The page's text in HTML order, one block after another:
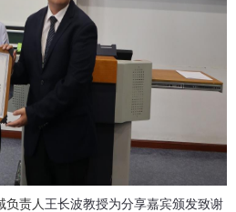
负责人 王长波教授为分享嘉宾颁发致谢